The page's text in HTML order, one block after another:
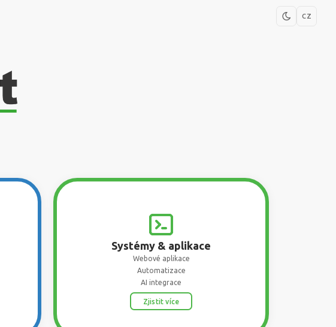
CZ
Systémy & aplikace
Webové aplikace
Automatizace
AI integrace
Zjistit více